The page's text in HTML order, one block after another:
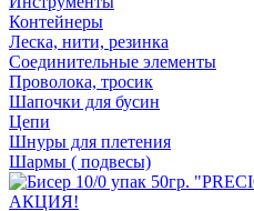
Контейнеры
Леска, нити, резинка
Соединительные элементы
Проволока, тросик
Шапочки для бусин
Цепи
Шнуры для плетения
Шармы ( подвесы)